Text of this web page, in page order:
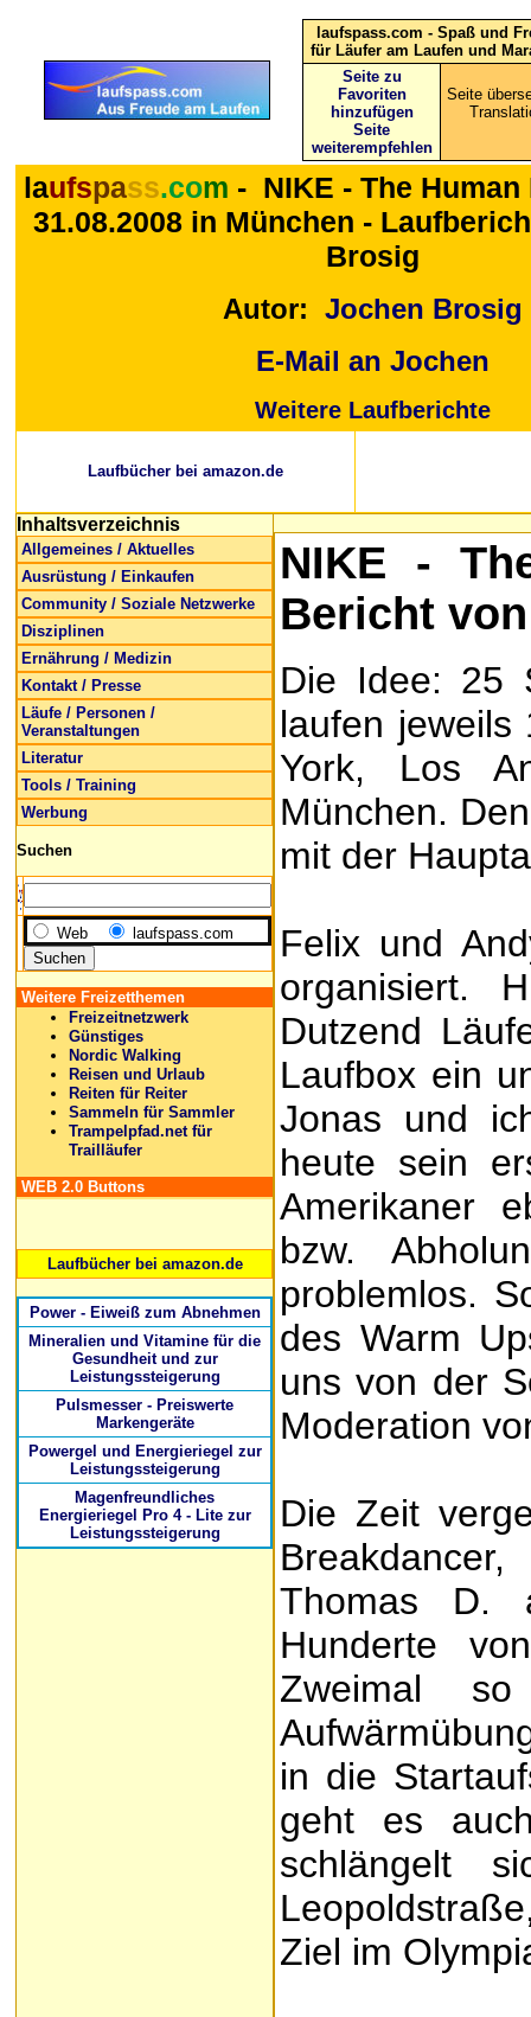
laufspass.com - Spaß und
für Läufer am Laufen und
Seite zu
Favoriten
hinzufügen
Seite
weiterempfehlen
Seite
laufspass.com - NIKE - The
31.08.2008in München -
Brosig
Autor: Jochen Brosig
E-Mail an Jochen
Weitere Laufberichte
Laufbücher bei amazon.de
Inhaltsverzeichnis
Allgemeines / Aktuelles
Ausrüstung / Einkaufen
Community / Soziale Netzwerke
Disziplinen
Ernährung / Medizin
Kontakt / Presse
Läufe / Personen /
Veranstaltungen
Literatur
Tools / Training
Werbung
Suchen
Web laufspass.com
Weitere Freizetthemen
Freizeitnetzwerk
Günstiges
Nordic Walking
Reisen und Urlaub
Reiten für Reiter
Sammeln für Sammler
Trampelpfad.net für
Trailläufer
WEB 2.0 Buttons
Laufbücher bei amazon.de
Power - Eiweiß zum Abnehmen
Mineralien und Vitamine für die
Gesundheit und zur
Leistungssteigerung
Pulsmesser - Preiswerte
Markengeräte
Powergel und Energieriegel zur
Leistungssteigerung
Magenfreundliches
Energieriegel Pro 4 - Lite zur
Leistungssteigerung
NIKE -
Bericht
Die Idee: 25
laufen jeweils
York, Los
München.
mit der
Felix und
organisiert.
Dutzend
Laufbox ein
Jonas und
heute sein
Amerikaner
bzw.
problemlos.
des Warm
uns von der
Moderation
Die Zeit
Thomas D.
Hunderte
Zweimal
in die
geht es
schlängelt
Ziel im